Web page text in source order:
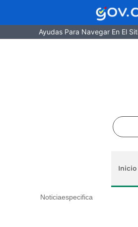
Ayudas Para Navegar En El
Inicio
Noticiaespecifica